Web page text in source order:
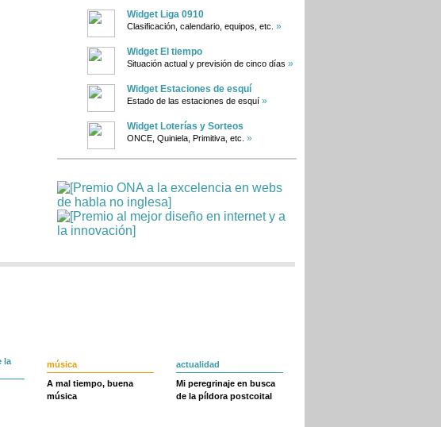
Widget Liga 0910
Clasificación, calendario, equipos, etc. »
Widget El tiempo
Situación actual y previsión de cinco días »
Widget Estaciones de esquí
Estado de las estaciones de esquí »
Widget Loterías y Sorteos
ONCE, Quiniela, Primitiva, etc. »
música
A mal tiempo, buena
música
actualidad
Mi peregrinaje en busca
de la píldora postcoital